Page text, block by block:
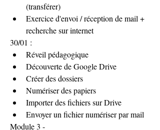
(transférer)
Exercice d'envoi / réception de mail +
recherche sur internet
30/01 :
Réveil pédagogique
Découverte de Google Drive
Créer des dossiers
Numériser des papiers
Importer des fichiers sur Drive
Envoyer un fichier numériser par mail
Module 3 -